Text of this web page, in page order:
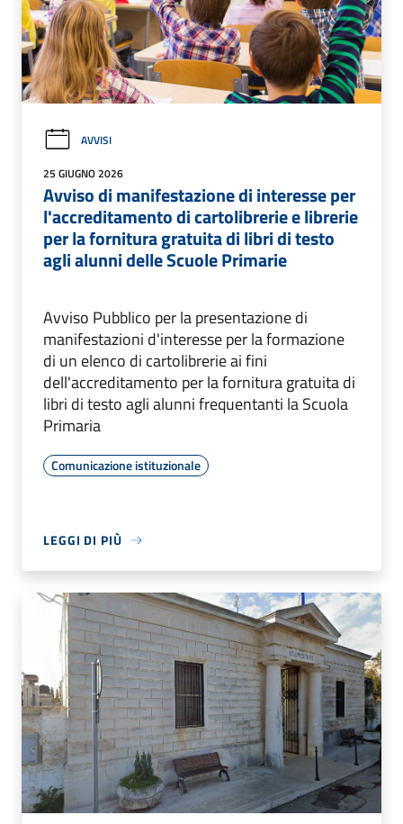
AVVISI
25 GIUGNO 2026
Avviso di manifestazione di interesse per
l'accreditamento di cartolibrerie e librerie
per la fornitura gratuita di libri di testo
agli alunni delle Scuole Primarie
Avviso Pubblico per la presentazione di
manifestazioni d'interesse per la formazione
di un elenco di cartolibrerie ai fini
dell'accreditamento per la fornitura gratuita di
libri di testo agli alunni frequentanti la Scuola
Primaria
Comunicazione istituzionale
LEGGI DI PIÙ